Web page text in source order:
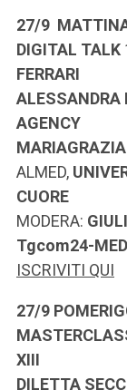
27/9
DIGITAL TALK
FERRARI
ALESSANDRA
AGENCY
ALMED,
CUORE
MODERA:
Tgcom24-
ISCRIVITI QUI
27/9
XIII
DILETTA